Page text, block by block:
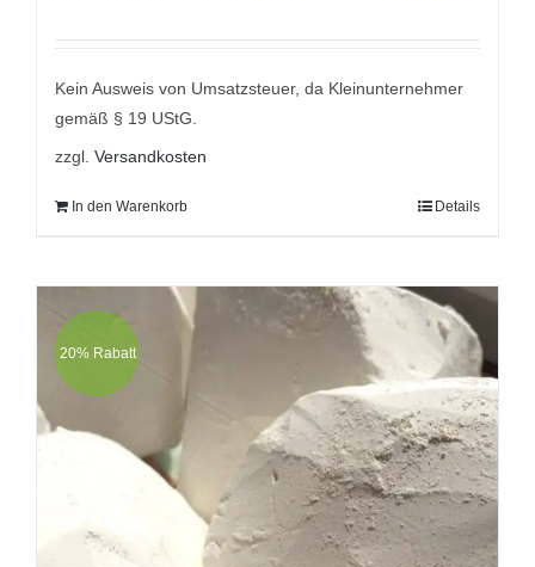
9,95 €
7,95 €.
Kein Ausweis von Umsatzsteuer, da Kleinunternehmer
gemäß § 19 UStG.
zzgl. Versandkosten
In den Warenkorb Details
20% Rabatt